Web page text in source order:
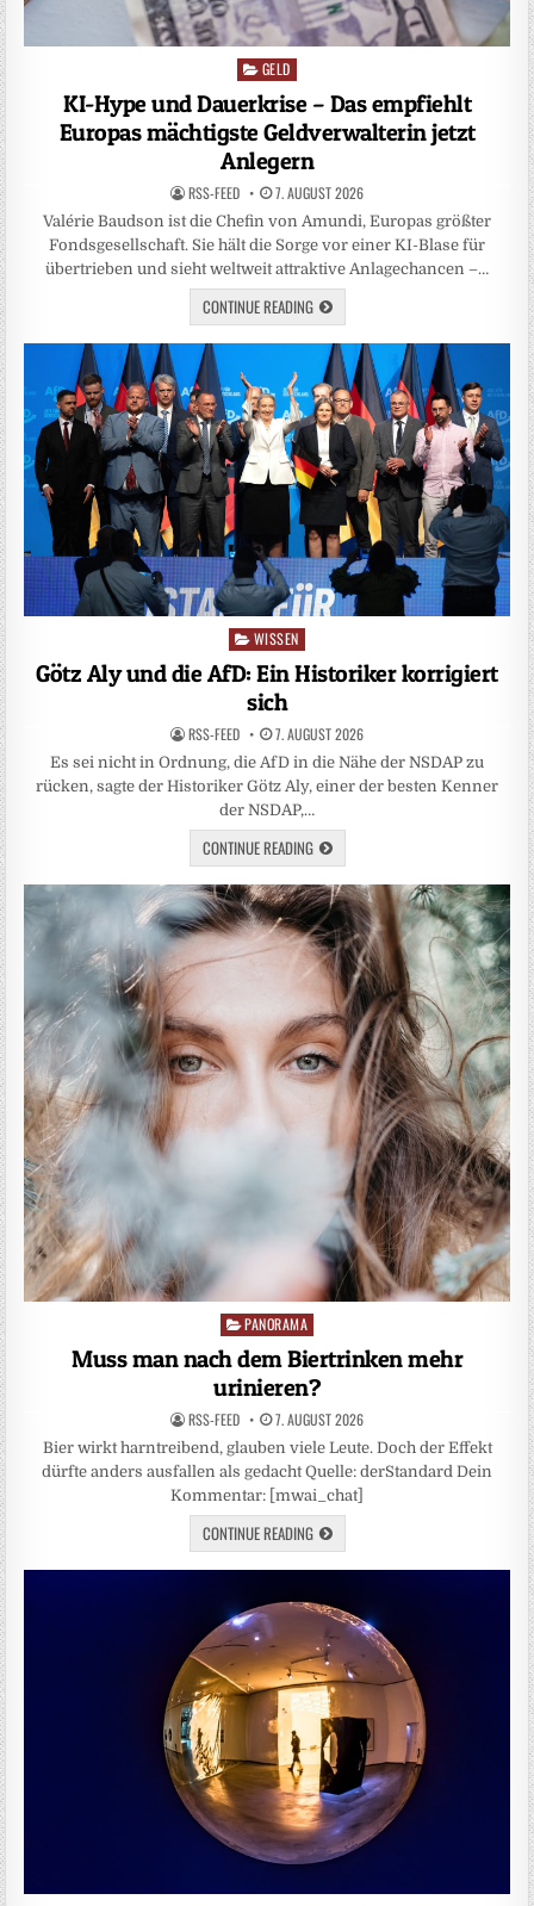
Posted
GELD
KI-Hype und Dauerkrise – Das empfiehlt
Europas mächtigste Geldverwalterin jetzt
Anlegern
RSS-FEED 7. AUGUST 2026
Valérie Baudson ist die Chefin von Amundi, Europas größter
Fondsgesellschaft. Sie hält die Sorge vor einer KI-Blase für
übertrieben und sieht weltweit attraktive Anlagechancen –…
CONTINUE READING
Posted
in
WISSEN
Götz Aly und die AfD: Ein Historiker korrigiert
sich
RSS-FEED 7. AUGUST 2026
Es sei nicht in Ordnung, die AfD in die Nähe der NSDAP zu
rücken, sagte der Historiker Götz Aly, einer der besten Kenner
der NSDAP,…
CONTINUE READING
Posted
in
PANORAMA
Muss man nach dem Biertrinken mehr
urinieren?
RSS-FEED 7. AUGUST 2026
Bier wirkt harntreibend, glauben viele Leute. Doch der Effekt
dürfte anders ausfallen als gedacht Quelle: derStandard Dein
Kommentar: [mwai_chat]
CONTINUE READING